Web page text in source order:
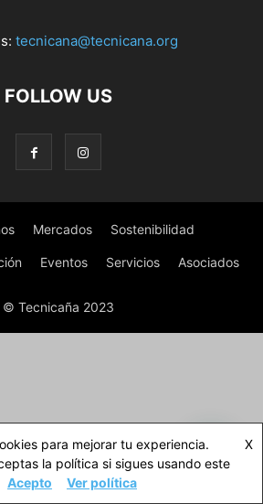
tecnicana@tecnicana.org
FOLLOW US
Mercados Sostenibilidad
Eventos Servicios Asociados
© Tecnicaña 2023
para mejorar tu experiencia.
la política si sigues usando este
X
Acepto Ver política